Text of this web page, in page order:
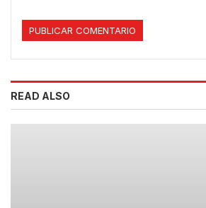
READ ALSO